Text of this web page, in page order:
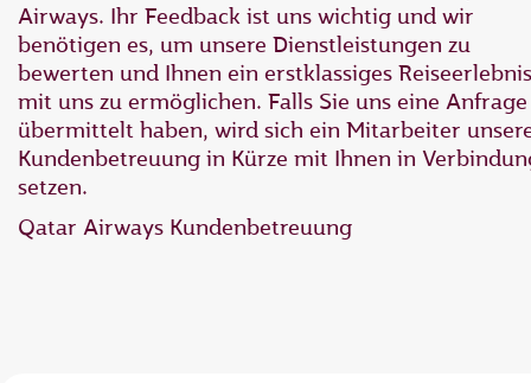
Airways. Ihr Feedback ist uns wichtig und wir
benötigen es, um unsere Dienstleistungen zu
bewerten und Ihnen ein erstklassiges Reiseerlebnis
mit uns zu ermöglichen. Falls Sie uns eine Anfrage
übermittelt haben, wird sich ein Mitarbeiter
Kundenbetreuung in Kürze mit Ihnen in
setzen.
Qatar Airways Kundenbetreuung